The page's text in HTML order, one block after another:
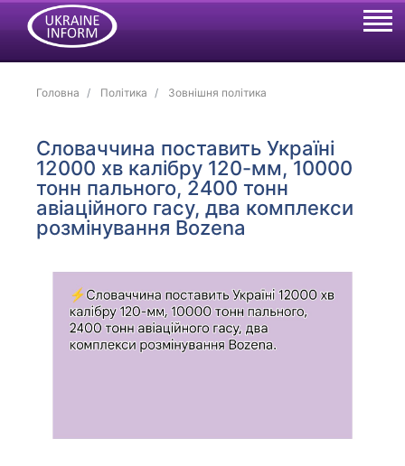
Головна Політика Зовнішня політика
Словаччина поставить Україні
12000 хв калібру 120-мм, 10000
тонн пального, 2400 тонн
авіаційного гасу, два комплекси
розмінування Bozena